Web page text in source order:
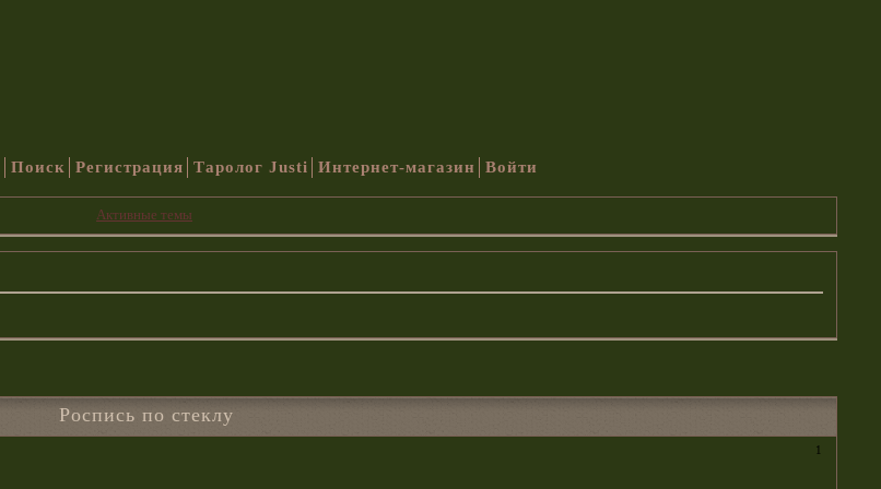
Поиск Регистрация Таролог Justi Интернет-магазин Войти
Активные темы
Роспись по стеклу
1